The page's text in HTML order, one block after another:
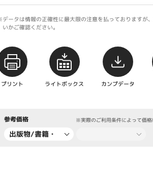
ータは情報の正確性に最大限の注意を払っておりますが
いかご確認ください。
プリント ライトボックス カンプデータ
参考価格 ※実際のご利用条件によって価格
出版物/書籍・